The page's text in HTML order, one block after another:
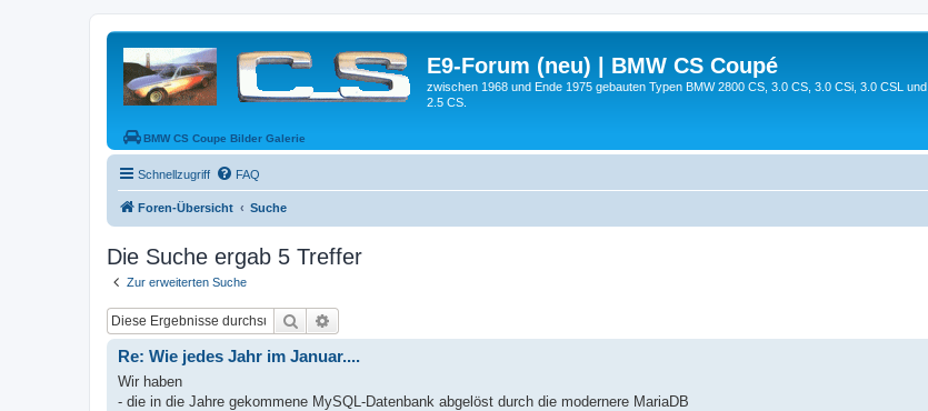
E9-Forum (neu) | BMW CS Coupé
zwischen 1968 und Ende 1975 gebauten Typen BMW 2800 CS, 3.0 CS, 3.0 CSi, 3.0 CSL und
2.5 CS.
BMW CS Coupe Bilder Galerie
Schnellzugriff FAQ
Foren-Übersicht Suche
Die Suche ergab 5 Treffer
Zur erweiterten Suche
Suche
Re: Wie jedes Jahr im Januar....
Wir haben
- die in die Jahre gekommene MySQL-Datenbank abgelöst durch die modernere MariaDB